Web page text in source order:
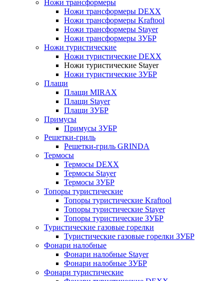
Ножи трансформеры
Ножи трансформеры DEXX
Ножи трансформеры Kraftool
Ножи трансформеры Stayer
Ножи трансформеры ЗУБР
Ножи туристические
Ножи туристические DEXX
Ножи туристические Stayer
Ножи туристические ЗУБР
Плащи
Плащи MIRAX
Плащи Stayer
Плащи ЗУБР
Примусы
Примусы ЗУБР
Решетки-гриль
Решетки-гриль GRINDA
Термосы
Термосы DEXX
Термосы Stayer
Термосы ЗУБР
Топоры туристические
Топоры туристические Kraftool
Топоры туристические Stayer
Топоры туристические ЗУБР
Туристические газовые горелки
Туристические газовые горелки ЗУБР
Фонари налобные
Фонари налобные Stayer
Фонари налобные ЗУБР
Фонари туристические